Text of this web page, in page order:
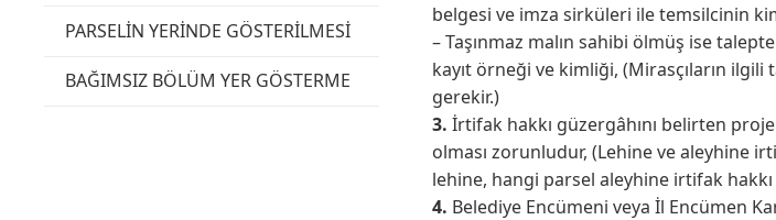
PARSELİN YERİNDE GÖSTERİLMESİ
BAĞIMSIZ BÖLÜM YER GÖSTERME
belgesi ve imza sirküleri ile temsilcinin
– Taşınmaz malın sahibi ölmüş ise
kayıt örneği ve kimliği, (Mirasçıların
gerekir.)
3. İrtifak hakkı güzergâhını belirten
olması zorunludur, (Lehine ve aleyhine
lehine, hangi parsel aleyhine irtifak
4. Belediye Encümeni veya İl Encümen